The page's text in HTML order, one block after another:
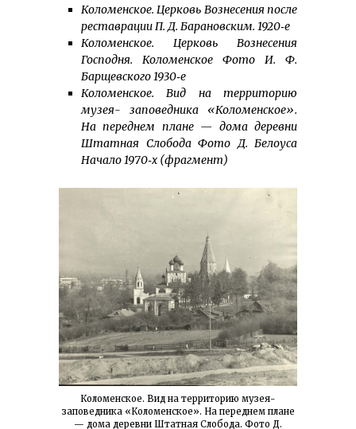
Коломенское. Церковь Вознесения после
реставрации П. Д. Барановским. 1920‑е
Коломенское. Церковь Вознесения
Господня. Коломенское Фото И. Ф.
Барщевского 1930‑е
Коломенское. Вид на территорию
музея- заповедника «Коломенское».
На переднем плане — дома деревни
Штатная Слобода Фото Д. Белоуса
Начало 1970‑х (фрагмент)
Коломенское. Вид на территорию музея-
заповедника «Коломенское». На переднем плане
— дома деревни Штатная Слобода. Фото Д.